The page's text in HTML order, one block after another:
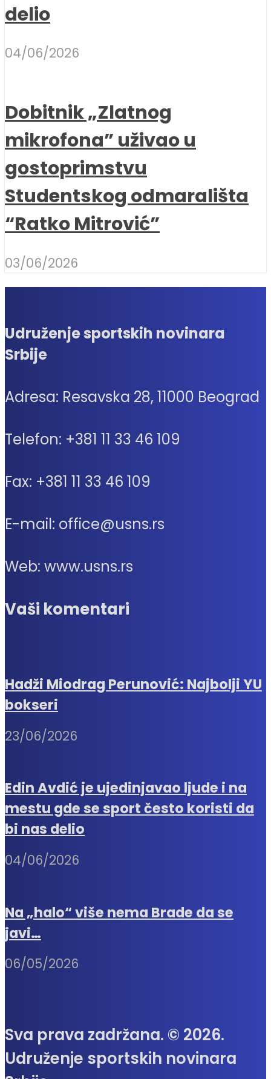
delio
04/06/2026
Dobitnik „Zlatnog
mikrofona” uživao u
gostoprimstvu
Studentskog odmarališta
“Ratko Mitrović”
03/06/2026
Udruženje sportskih novinara
Srbije
Adresa: Resavska 28, 11000 Beograd
Telefon: +381 11 33 46 109
Fax: +381 11 33 46 109
E-mail: office@usns.rs
Web: www.usns.rs
Vaši komentari
Hadži Miodrag Perunović: Najbolji YU
bokseri
23/06/2026
Edin Avdić je ujedinjavao ljude i na
mestu gde se sport često koristi da
bi nas delio
04/06/2026
Na „halo“ više nema Brade da se
javi…
06/05/2026
Sva prava zadržana. © 2026.
Udruženje sportskih novinara